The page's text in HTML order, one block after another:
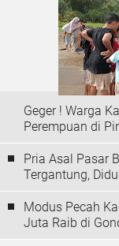
Geger ! Warga
Perempuan di
Pria Asal Pasar
Tergantung,
Modus Pecah
Juta Raib di